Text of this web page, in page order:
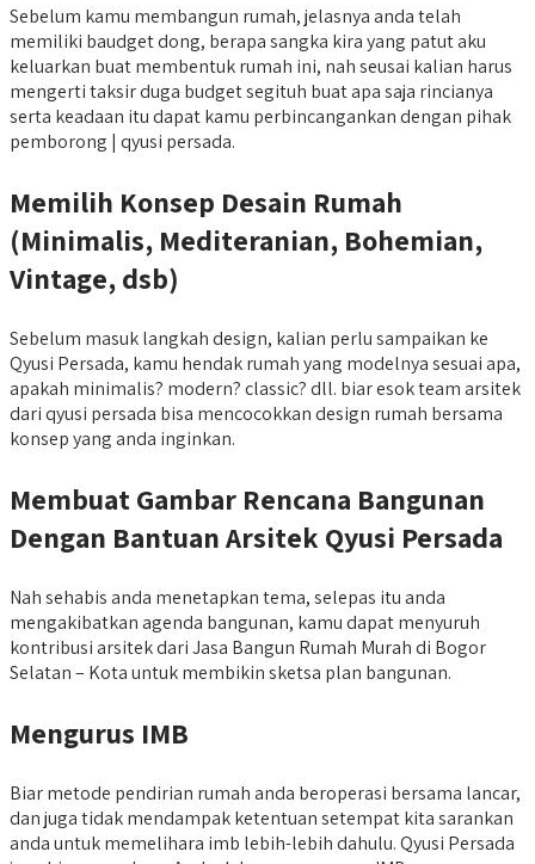
Sebelum kamu membangun rumah, jelasnya anda telah
memiliki baudget dong, berapa sangka kira yang patut aku
keluarkan buat membentuk rumah ini, nah seusai kalian harus
mengerti taksir duga budget segituh buat apa saja rincianya
serta keadaan itu dapat kamu perbincangankan dengan pihak
pemborong | qyusi persada.
Memilih Konsep Desain Rumah
(Minimalis, Mediteranian, Bohemian,
Vintage, dsb)
Sebelum masuk langkah design, kalian perlu sampaikan ke
Qyusi Persada, kamu hendak rumah yang modelnya sesuai apa,
apakah minimalis? modern? classic? dll. biar esok team arsitek
dari qyusi persada bisa mencocokkan design rumah bersama
konsep yang anda inginkan.
Membuat Gambar Rencana Bangunan
Dengan Bantuan Arsitek Qyusi Persada
Nah sehabis anda menetapkan tema, selepas itu anda
mengakibatkan agenda bangunan, kamu dapat menyuruh
kontribusi arsitek dari Jasa Bangun Rumah Murah di Bogor
Selatan – Kota untuk membikin sketsa plan bangunan.
Mengurus IMB
Biar metode pendirian rumah anda beroperasi bersama lancar,
dan juga tidak mendampak ketentuan setempat kita sarankan
anda untuk memelihara imb lebih-lebih dahulu. Qyusi Persada